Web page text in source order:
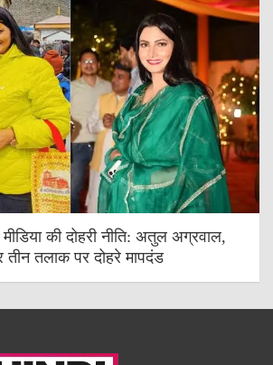
की दोहरी नीति: अतुल अग्रवाल,
तीन तलाक पर दोहरे मापदंड